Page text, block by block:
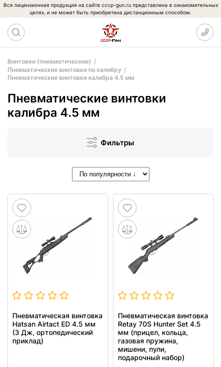
Вся лицензионная продукция на сайте cccp-gun.ru представлена в ознакомительных
целях, и не может быть приобретена дистанционным способом.
Винтовки (пневматические)
Пневматические винтовки по калибру
Пневматические винтовки калибра 4.5 мм
Пневматические винтовки
калибра 4.5 мм
Фильтры
Пневматическая винтовка
Hatsan Airtact ED 4.5 мм
(3 Дж, ортопедический
приклад)
Пневматическая винтовка
Retay 70S Hunter Set 4.5
мм (прицел, кольца,
газовая пружина,
мишени, пули,
подарочный набор)